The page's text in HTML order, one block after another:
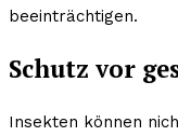
beeinträchtigen.
Schutz vor
Insekten können